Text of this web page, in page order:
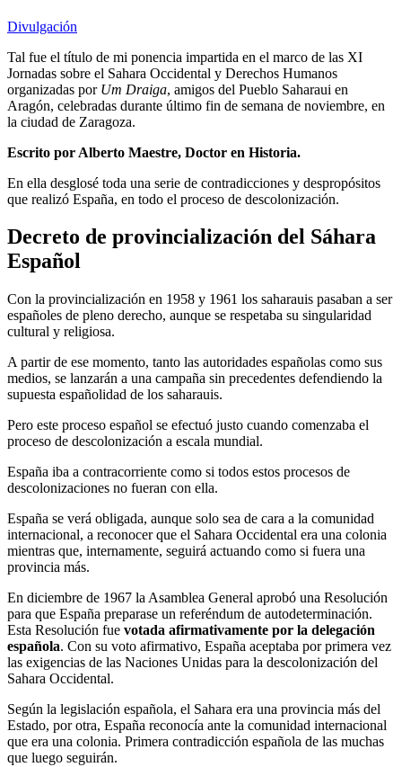
Divulgación
Tal fue el título de mi ponencia impartida en el marco de las XI
Jornadas sobre el Sahara Occidental y Derechos Humanos
organizadas por Um Draiga, amigos del Pueblo Saharaui en
Aragón, celebradas durante último fin de semana de noviembre, en
la ciudad de Zaragoza.
Escrito por Alberto Maestre, Doctor en Historia.
En ella desglosé toda una serie de contradicciones y despropósitos
que realizó España, en todo el proceso de descolonización.
Decreto de provincialización del Sáhara
Español
Con la provincialización en 1958 y 1961 los saharauis pasaban a ser
españoles de pleno derecho, aunque se respetaba su singularidad
cultural y religiosa.
A partir de ese momento, tanto las autoridades españolas como sus
medios, se lanzarán a una campaña sin precedentes defendiendo la
supuesta españolidad de los saharauis.
Pero este proceso español se efectuó justo cuando comenzaba el
proceso de descolonización a escala mundial.
España iba a contracorriente como si todos estos procesos de
descolonizaciones no fueran con ella.
España se verá obligada, aunque solo sea de cara a la comunidad
internacional, a reconocer que el Sahara Occidental era una colonia
mientras que, internamente, seguirá actuando como si fuera una
provincia más.
En diciembre de 1967 la Asamblea General aprobó una Resolución
para que España preparase un referéndum de autodeterminación.
Esta Resolución fue votada afirmativamente por la delegación
española. Con su voto afirmativo, España aceptaba por primera vez
las exigencias de las Naciones Unidas para la descolonización del
Sahara Occidental.
Según la legislación española, el Sahara era una provincia más del
Estado, por otra, España reconocía ante la comunidad internacional
que era una colonia. Primera contradicción española de las muchas
que luego seguirán.